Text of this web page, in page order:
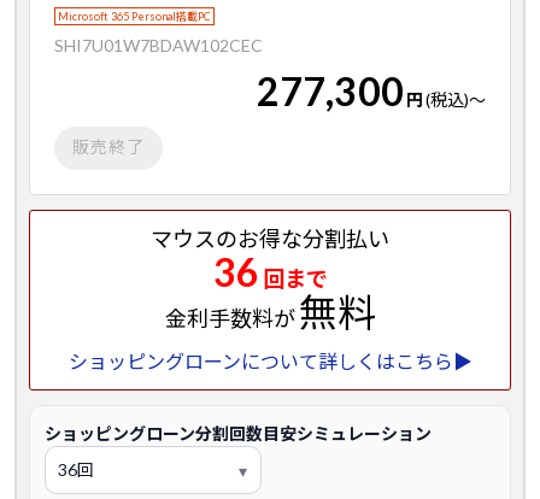
Microsoft 365 Personal搭載PC
SHI7U01W7BDAW102CEC
277,300 円(税込)～
販売終了
マウスのお得な分割払い
36 回まで
金利手数料が無料
ショッピングローンについて詳しくはこちら▶
ショッピングローン分割回数目安シミュレーション